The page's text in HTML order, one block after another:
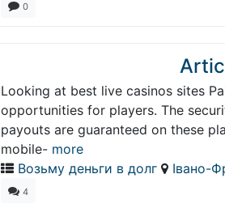
0
Looking at best live casinos sites
opportunities for players. The
payouts are guaranteed on these
mobile- more
Возьму деньги в долг
Івано-
4